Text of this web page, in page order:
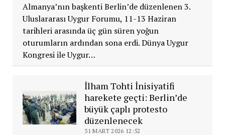
Almanya’nın başkenti Berlin’de düzenlenen 3.
Uluslararası Uygur Forumu, 11-13 Haziran
tarihleri arasında üç gün süren yoğun
oturumların ardından sona erdi. Dünya Uygur
Kongresi ile Uygur…
İlham Tohti İnisiyatifi
harekete geçti: Berlin’de
büyük çaplı protesto
düzenlenecek
31 MART 2026 12:52